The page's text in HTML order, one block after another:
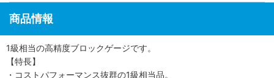
商品情報
1級相当の高精度ブロックゲージです。
【特長】
・コストパフォーマンス抜群の1級相当品。